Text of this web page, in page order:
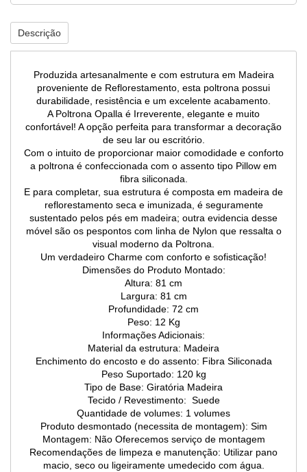
Descrição
Produzida artesanalmente e com estrutura em Madeira
proveniente de Reflorestamento, esta poltrona possui
durabilidade, resistência e um excelente acabamento.
A Poltrona Opalla é Irreverente, elegante e muito
confortável! A opção perfeita para transformar a decoração
de seu lar ou escritório.
Com o intuito de proporcionar maior comodidade e conforto
a poltrona é confeccionada com o assento tipo Pillow em
fibra siliconada.
E para completar, sua estrutura é composta em madeira de
reflorestamento seca e imunizada, é seguramente
sustentado pelos pés em madeira; outra evidencia desse
móvel são os pespontos com linha de Nylon que ressalta o
visual moderno da Poltrona.
Um verdadeiro Charme com conforto e sofisticação!
Dimensões do Produto Montado:
Altura: 81 cm
Largura: 81 cm
Profundidade: 72 cm
Peso: 12 Kg
Informações Adicionais:
Material da estrutura: Madeira
Enchimento do encosto e do assento: Fibra Siliconada
Peso Suportado: 120 kg
Tipo de Base: Giratória Madeira
Tecido / Revestimento: Suede
Quantidade de volumes: 1 volumes
Produto desmontado (necessita de montagem): Sim
Montagem: Não Oferecemos serviço de montagem
Recomendações de limpeza e manutenção: Utilizar pano
macio, seco ou ligeiramente umedecido com água.